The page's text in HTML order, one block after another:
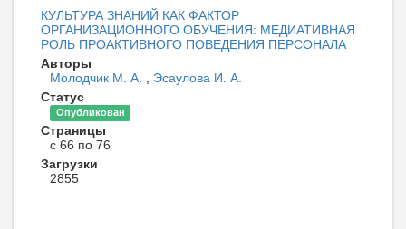
КУЛЬТУРА ЗНАНИЙ КАК ФАКТОР
ОРГАНИЗАЦИОННОГО ОБУЧЕНИЯ: МЕДИАТИВНАЯ
РОЛЬ ПРОАКТИВНОГО ПОВЕДЕНИЯ ПЕРСОНАЛА
Авторы
Молодчик М. А. , Эсаулова И. А.
Статус
Опубликован
Страницы
с 66 по 76
Загрузки
2855